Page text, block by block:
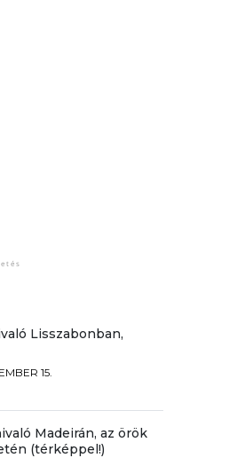
Lisszabonban,
15.
Madeirán, az örök
(térképpel!)